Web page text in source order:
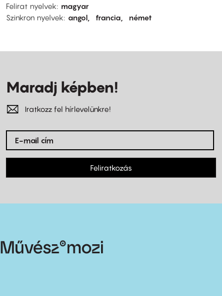
Felirat nyelvek
magyar
Szinkron nyelvek
angol francia német
Maradj képben!
Iratkozz fel hírlevelünkre!
Feliratkozás